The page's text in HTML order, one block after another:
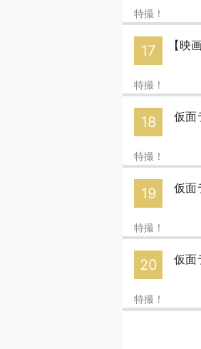
特撮！
17 【映
特撮！
18 仮面
特撮！
19 仮面
特撮！
20 仮面
特撮！